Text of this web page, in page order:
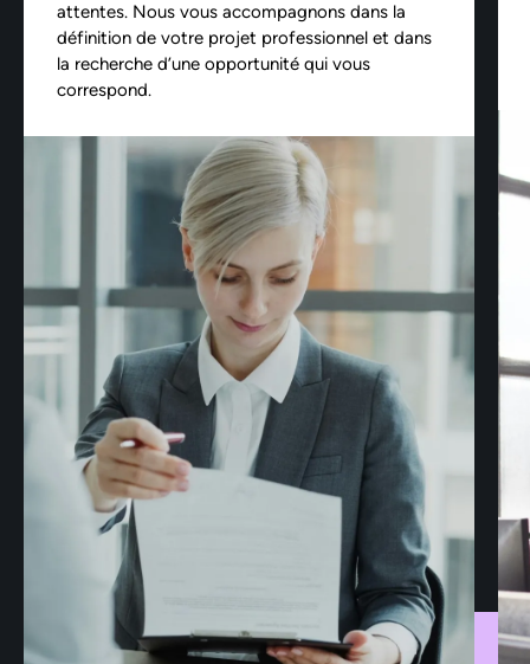
attentes. Nous vous accompagnons dans la
définition de votre projet professionnel et dans
la recherche d’une opportunité qui vous
correspond.